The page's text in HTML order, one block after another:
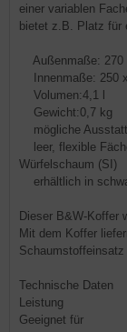
einer variablen
bietet z.B. Platz für
Außenmaße: 270
Innenmaße: 250
Volumen:4,1 l
Gewicht:0,7 kg
mögliche
leer, flexible
Würfelschaum (SI)
erhältlich in
Dieser B&W-Koffer
Mit dem Koffer
Technische Daten
Leistung
Geeignet für